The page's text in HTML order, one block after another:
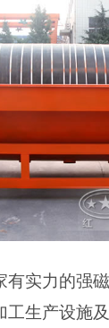
有实力的强
工生产设施